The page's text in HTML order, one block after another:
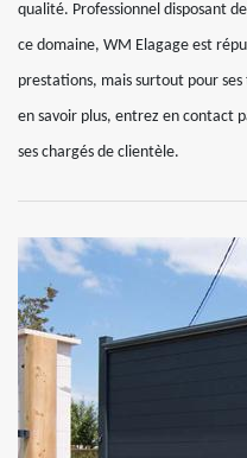
qualité. Professionnel disposant
ce domaine, WM Elagage est
prestations, mais surtout pour
en savoir plus, entrez en contact
ses chargés de clientèle.